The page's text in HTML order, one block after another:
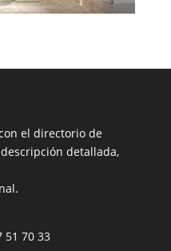
el directorio de
detallada,
51 70 33